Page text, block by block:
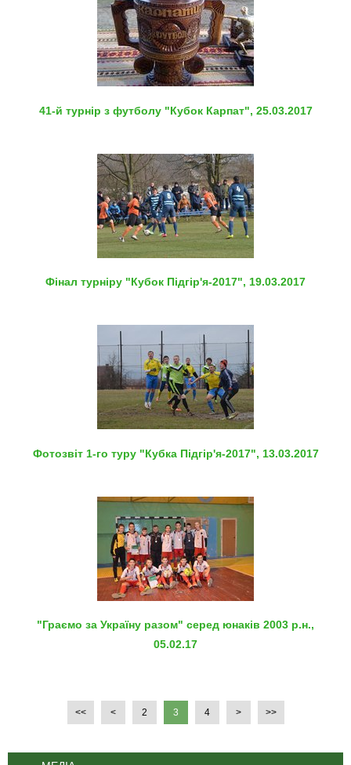
41-й турнір з футболу "Кубок Карпат", 25.03.2017
Фінал турніру "Кубок Підгір'я-2017", 19.03.2017
Фотозвіт 1-го туру "Кубка Підгір'я-2017", 13.03.2017
"Граємо за Україну разом" серед юнаків 2003 р.н.,
05.02.17
<< < 2 3 4 > >>